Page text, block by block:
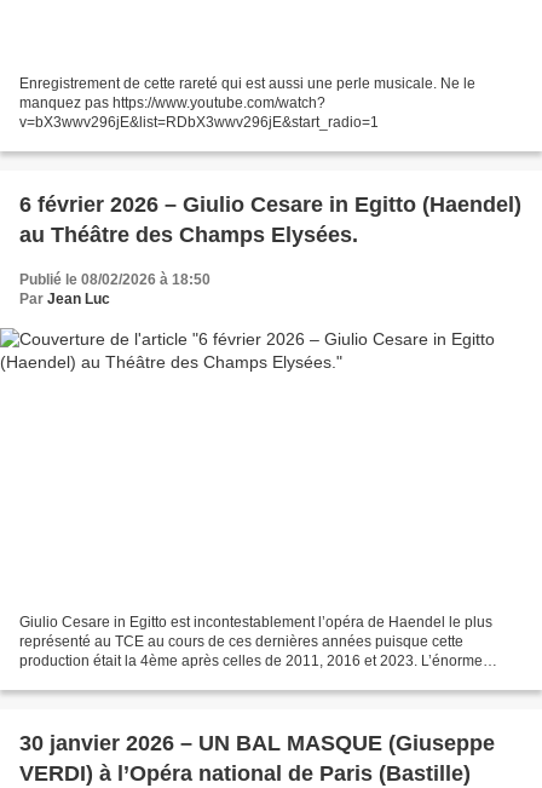
Enregistrement de cette rareté qui est aussi une perle musicale. Ne le
manquez pas https://www.youtube.com/watch?
v=bX3wwv296jE&list=RDbX3wwv296jE&start_radio=1
6 février 2026 – Giulio Cesare in Egitto (Haendel)
au Théâtre des Champs Elysées.
Publié le 08/02/2026 à 18:50
Par Jean Luc
Giulio Cesare in Egitto est incontestablement l’opéra de Haendel le plus
représenté au TCE au cours de ces dernières années puisque cette
production était la 4ème après celles de 2011, 2016 et 2023. L’énorme
30 janvier 2026 – UN BAL MASQUE (Giuseppe
VERDI) à l’Opéra national de Paris (Bastille)